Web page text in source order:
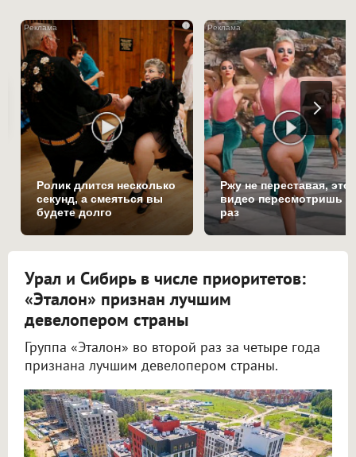
i
Ролик длится несколько
секунд, а смеяться вы
будете долго
Ржу не переставая, это
видео пересмотришь
раз
Урал и Сибирь в числе приоритетов:
«Эталон» признан лучшим
девелопером страны
Группа «Эталон» во второй раз за четыре года
признана лучшим девелопером страны.